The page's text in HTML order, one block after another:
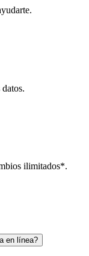
ilimitados*.
en línea?